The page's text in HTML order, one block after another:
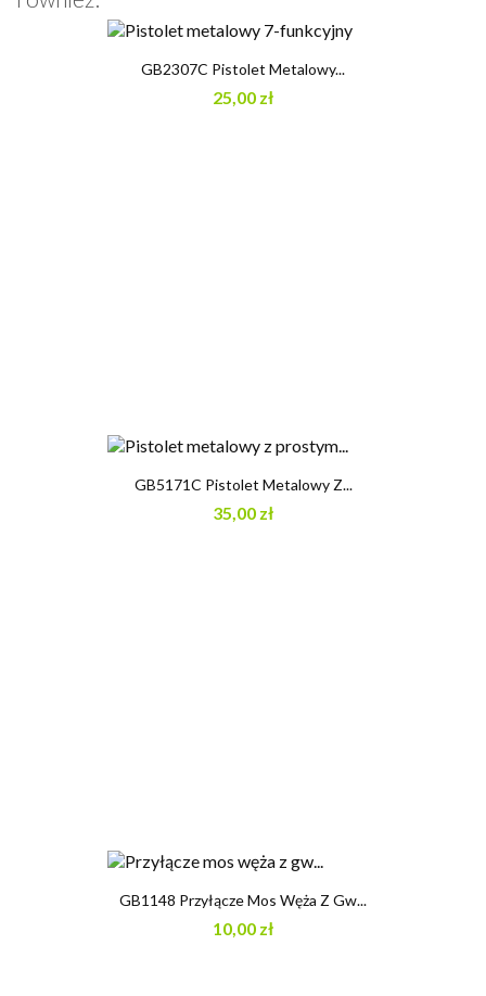
GB2307C Pistolet Metalowy...
25,00 zł
GB5171C Pistolet Metalowy Z...
35,00 zł
GB1148 Przyłącze Mos Węża Z Gw...
10,00 zł